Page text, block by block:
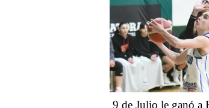
9 de Julio le ganó a